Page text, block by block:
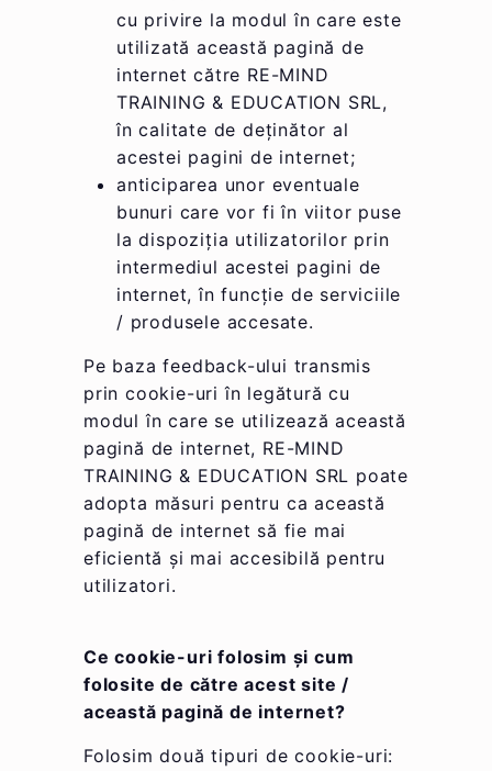
cu privire la modul în care este
utilizată această pagină de
internet către RE-MIND
TRAINING & EDUCATION SRL,
în calitate de deținător al
acestei pagini de internet;
anticiparea unor eventuale
bunuri care vor fi în viitor puse
la dispoziția utilizatorilor prin
intermediul acestei pagini de
internet, în funcție de serviciile
/ produsele accesate.
Pe baza feedback-ului transmis
prin cookie-uri în legătură cu
modul în care se utilizează această
pagină de internet, RE-MIND
TRAINING & EDUCATION SRL poate
adopta măsuri pentru ca această
pagină de internet să fie mai
eficientă și mai accesibilă pentru
utilizatori.
Ce cookie-uri folosim și cum
folosite de către acest site /
această pagină de internet?
Folosim două tipuri de cookie-uri: